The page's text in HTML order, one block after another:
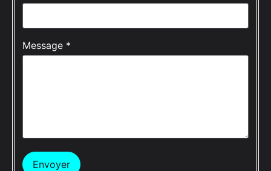
Message *
Envoyer